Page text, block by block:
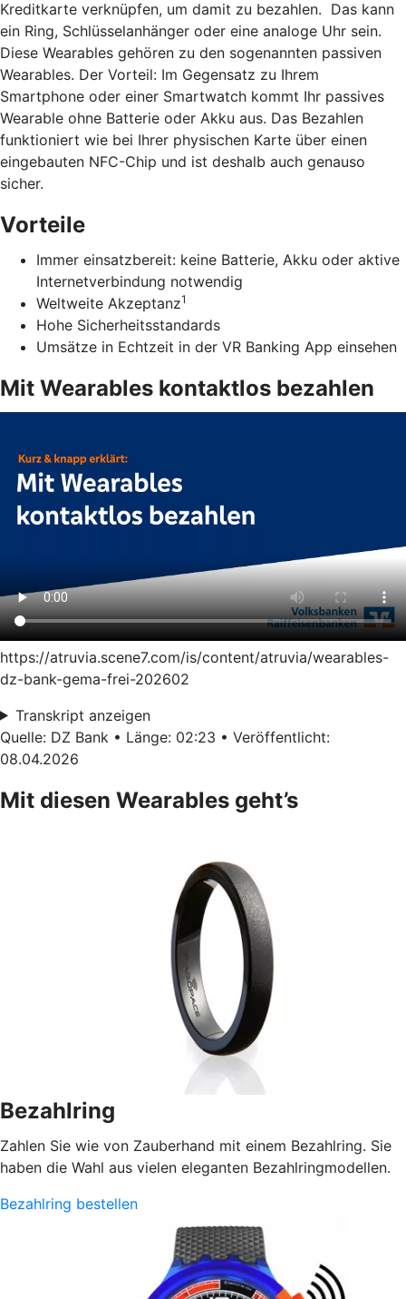
Kreditkarte verknüpfen, um damit zu bezahlen. Das kann
ein Ring, Schlüsselanhänger oder eine analoge Uhr sein.
Diese Wearables gehören zu den sogenannten passiven
Wearables. Der Vorteil: Im Gegensatz zu Ihrem
Smartphone oder einer Smartwatch kommt Ihr passives
Wearable ohne Batterie oder Akku aus. Das Bezahlen
funktioniert wie bei Ihrer physischen Karte über einen
eingebauten NFC-Chip und ist deshalb auch genauso
sicher.
Vorteile
Immer einsatzbereit: keine Batterie, Akku oder aktive
Internetverbindung notwendig
Weltweite Akzeptanz1
Hohe Sicherheitsstandards
Umsätze in Echtzeit in der VR Banking App einsehen
Mit Wearables kontaktlos bezahlen
https://atruvia.scene7.com/is/content/atruvia/wearables-
dz-bank-gema-frei-202602
Transkript anzeigen
Quelle: DZ Bank • Länge: 02:23 • Veröffentlicht:
08.04.2026
Mit diesen Wearables geht’s
Bezahlring
Zahlen Sie wie von Zauberhand mit einem Bezahlring. Sie
haben die Wahl aus vielen eleganten Bezahlringmodellen.
Bezahlring bestellen